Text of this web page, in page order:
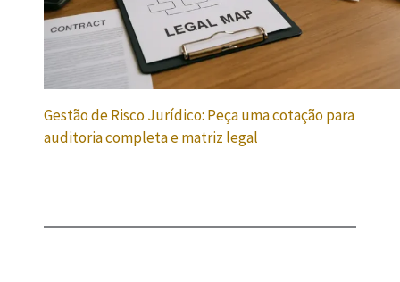
Gestão de Risco Jurídico: Peça uma cotação para
auditoria completa e matriz legal